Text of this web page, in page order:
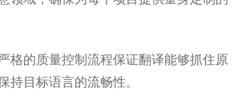
格的质量控制流程保证翻译能够抓住原
持目标语言的流畅性。